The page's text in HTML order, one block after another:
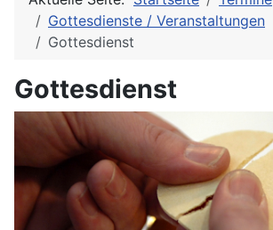
Gottesdienste / Veranstaltungen
Gottesdienst
Gottesdienst